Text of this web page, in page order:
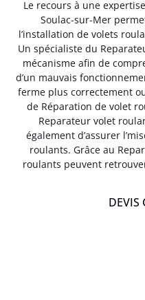
Le recours à une
Soulac-sur-Mer
l’installation de volets
Un spécialiste du
mécanisme afin de
d’un mauvais
ferme plus correctement
de Réparation de volet
Reparateur volet
également d’assurer
roulants. Grâce au
roulants peuvent
DEVIS